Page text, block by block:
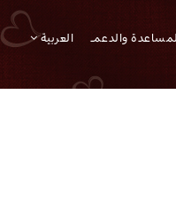
والدعم العربية